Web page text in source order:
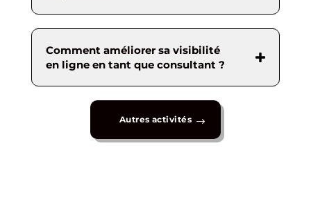
Comment améliorer sa visibilité
en ligne en tant que consultant ?
Autres activités